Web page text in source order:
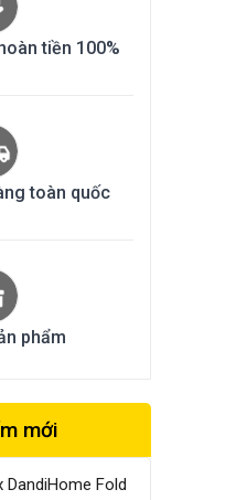
tiền 100%
toàn quốc
phẩm
mới
DandiHome Fold